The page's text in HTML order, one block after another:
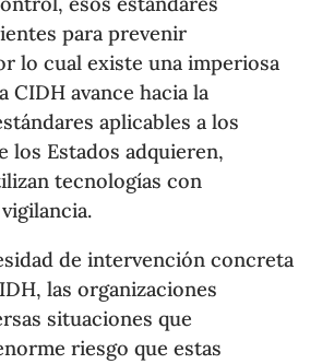
para prevenir
lo cual existe una imperiosa
CIDH avance hacia la
aplicables a los
los Estados adquieren,
tecnologías con
de intervención concreta
las organizaciones
situaciones que
riesgo que estas